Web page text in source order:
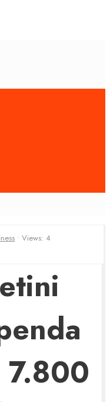
• Views: 4